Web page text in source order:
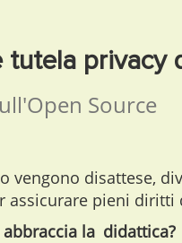
privacy
Source
vengono disattese,
pieni
la didattica?